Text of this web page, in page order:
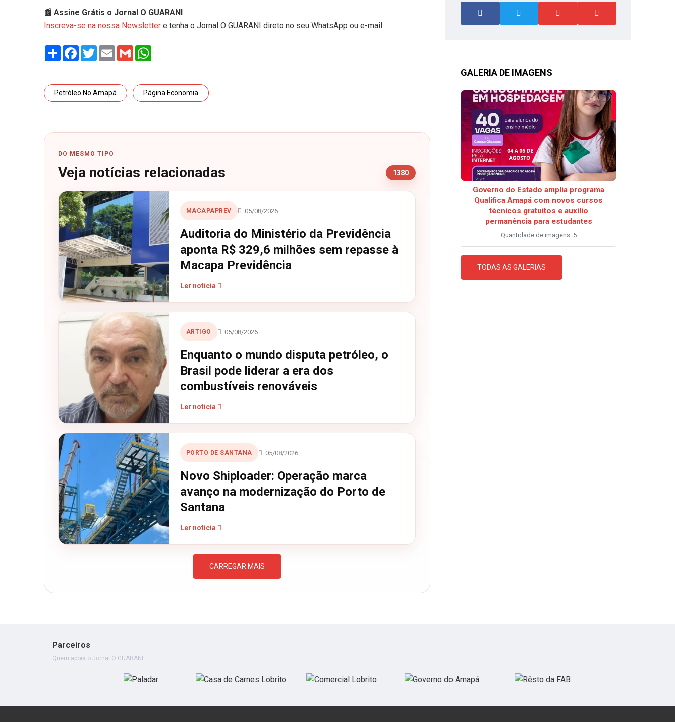
📰 Assine Grátis o Jornal O GUARANI
Inscreva-se na nossa Newsletter e tenha o Jornal O GUARANI direto no seu WhatsApp ou e-mail.
Share Facebook
TwitterEmail Gmail
Petróleo No Amapá Página Economia
DO MESMO TIPO
Veja notícias relacionadas 1380
MACAPAPREV 05/08/2026
Auditoria do Ministério da Previdência
aponta R$ 329,6 milhões sem repasse à
Macapa Previdência
Ler notícia
ARTIGO 05/08/2026
Enquanto o mundo disputa petróleo, o
Brasil pode liderar a era dos
combustíveis renováveis
Ler notícia
PORTO DE SANTANA 05/08/2026
Novo Shiploader: Operação marca
avanço na modernização do Porto de
Santana
Ler notícia
CARREGAR MAIS
GALERIA DE IMAGENS
Governo do Estado amplia programa
Qualifica Amapá com novos cursos
técnicos gratuitos e auxílio
permanência para estudantes
Quantidade de imagens: 5
TODAS AS GALERIAS
Parceiros
Quem apoia o Jornal O GUARANI